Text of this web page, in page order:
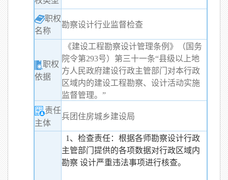
职权
名称
勘察设计行业监督检查
职权
依据
《建设工程勘察设计管理条例》（国务
院令第293号）第三十一条“县级以上地
方人民政府建设行政主管部门对本行政
区域内的建设工程勘察、设计活动实施
监督管理。”
责任
主体
兵团住房城乡建设局
1、检查责任：根据各师勘察设计行政
主管部门提供的各项数据对行政区域内
勘察 设计严重违法事项进行核查。